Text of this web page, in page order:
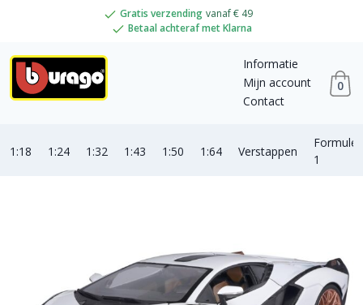
Gratis verzending vanaf € 49
Betaal achteraf met Klarna
Informatie
Mijn account
Contact
0
1:18 1:24 1:32 1:43 1:50 1:64 Verstappen
Formule
1